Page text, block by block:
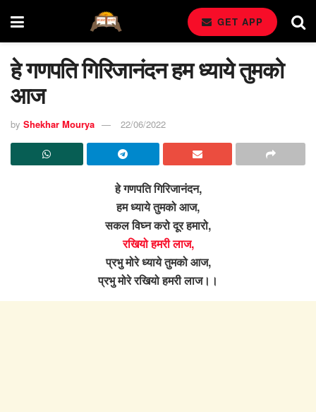
GET APP
हे गणपति गिरिजानंदन हम ध्याये तुमको
आज
by Shekhar Mourya 22/06/2022
हे गणपति गिरिजानंदन,
हम ध्याये तुमको आज,
सकल विघ्न करो दूर हमारो,
रखियो हमरी लाज,
प्रभु मोरे ध्याये तुमको आज,
प्रभु मोरे रखियो हमरी लाज।।